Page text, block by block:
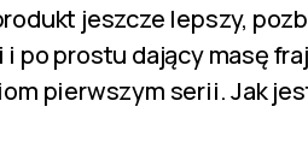
jeszcze lepszy,
prostu dający masę
pierwszym serii. Jak